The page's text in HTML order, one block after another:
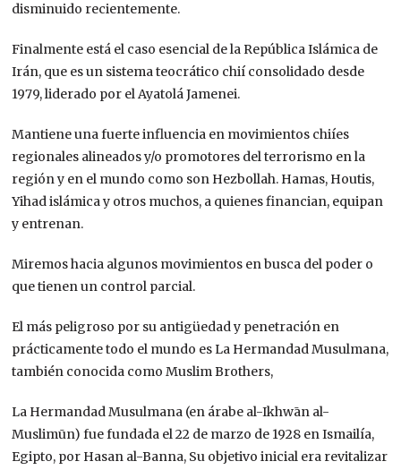
disminuido recientemente.
Finalmente está el caso esencial de la República Islámica de
Irán, que es un sistema teocrático chií consolidado desde
1979, liderado por el Ayatolá Jamenei.
Mantiene una fuerte influencia en movimientos chiíes
regionales alineados y/o promotores del terrorismo en la
región y en el mundo como son Hezbollah. Hamas, Houtis,
Yihad islámica y otros muchos, a quienes financian, equipan
y entrenan.
Miremos hacia algunos movimientos en busca del poder o
que tienen un control parcial.
El más peligroso por su antigüedad y penetración en
prácticamente todo el mundo es La Hermandad Musulmana,
también conocida como Muslim Brothers,
La Hermandad Musulmana (en árabe al-Ikhwān al-
Muslimūn) fue fundada el 22 de marzo de 1928 en Ismailía,
Egipto, por Hasan al-Banna, Su objetivo inicial era revitalizar